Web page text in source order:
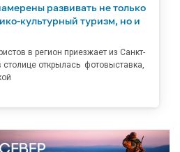
развивать не только
культурный туризм, но и
в регион приезжает из Санкт-
открылась фотовыставка,